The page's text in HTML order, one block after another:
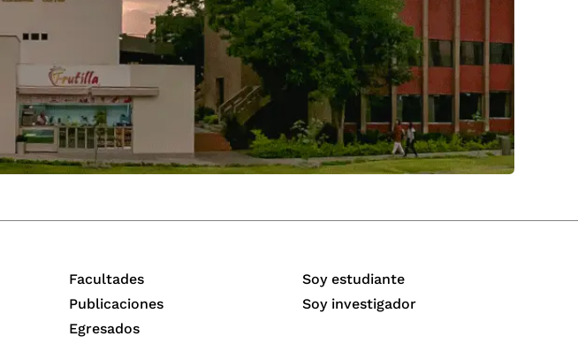
Facultades
Publicaciones
Egresados
Soy estudiante
Soy investigador